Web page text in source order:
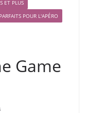
ET PLUS
POUR L'APÉRO
Game